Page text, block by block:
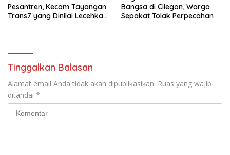
Pesantren, Kecam Tayangan
Trans7 yang Dinilai Lecehkan
Bangsa di Cilegon, Warga
Sepakat Tolak Perpecahan
Tinggalkan Balasan
Alamat email Anda tidak akan dipublikasikan. Ruas yang wajib
ditandai *